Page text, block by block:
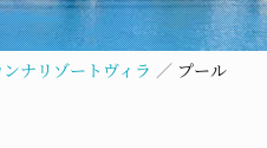
・カンナリゾートヴィラ プール